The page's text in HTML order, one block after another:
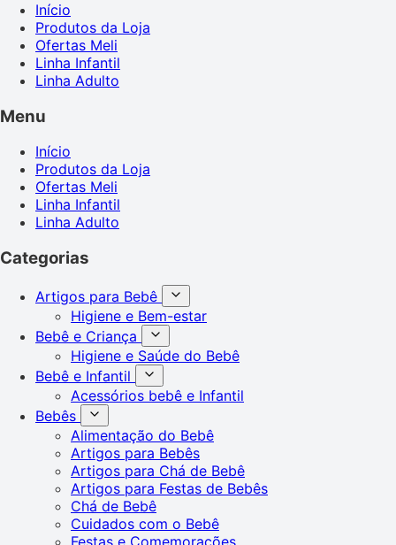
Início
Produtos da Loja
Ofertas Meli
Linha Infantil
Linha Adulto
Menu
Início
Produtos da Loja
Ofertas Meli
Linha Infantil
Linha Adulto
Categorias
Artigos para Bebê
Higiene e Bem-estar
Bebê e Criança
Higiene e Saúde do Bebê
Bebê e Infantil
Acessórios bebê e Infantil
Bebês
Alimentação do Bebê
Artigos para Bebês
Artigos para Chá de Bebê
Artigos para Festas de Bebês
Chá de Bebê
Cuidados com o Bebê
Festas e Comemorações